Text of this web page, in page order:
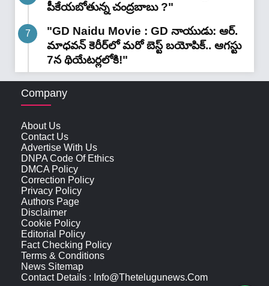
పీకేయబోతున్న చంద్రబాబు ?"
"GD Naidu Movie : GD నాయుడు: ఆర్.
మాధవన్‌ కెరీర్‌లో మరో బెస్ట్ బయోపిక్.. ఆగస్టు
7న థియేటర్లలోకి!"
Company
About Us
Contact Us
Advertise With Us
DNPA Code Of Ethics
DMCA Policy
Correction Policy
Privacy Policy
Authors Page
Disclaimer
Cookie Policy
Editorial Policy
Fact Checking Policy
Terms & Conditions
News Sitemap
Contact Details : Info@thetelugunews.com